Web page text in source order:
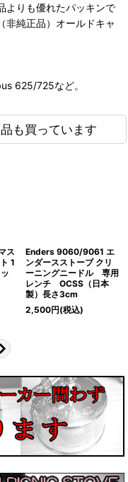
よりも優れたパッキンで
非純正品）オールドキャ
625/725など。
も買っています
ス
1
Enders 9060/9061 エ
ンダースストーブ クリ
ーニングニードル 専用
レンチ OCSS（日本
製）長さ3cm
2,500円(税込)